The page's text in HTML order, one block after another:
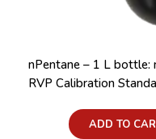
nPentane – 1 L bottle:
RVP Calibration
ADD TO